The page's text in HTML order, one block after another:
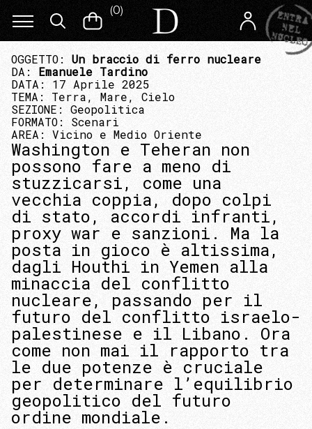
(0)
OGGETTO: Un braccio di ferro nucleare
DA: Emanuele Tardino
DATA: 17 Aprile 2025
TEMA: Terra, Mare, Cielo
SEZIONE: Geopolitica
FORMATO: Scenari
AREA: Vicino e Medio Oriente
Washington e Teheran non
possono fare a meno di
stuzzicarsi, come una
vecchia coppia, dopo colpi
di stato, accordi infranti,
proxy war e sanzioni. Ma la
posta in gioco è altissima,
dagli Houthi in Yemen alla
minaccia del conflitto
nucleare, passando per il
futuro del conflitto israelo-
palestinese e il Libano. Ora
come non mai il rapporto tra
le due potenze è cruciale
per determinare l’equilibrio
geopolitico del futuro
ordine mondiale.